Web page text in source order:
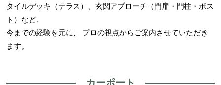
タイルデッキ（テラス）、玄関アプローチ（門扉・門柱・ポス
ト）など。
今までの経験を元に、 プロの視点からご案内させていただき
ます。
カーポート